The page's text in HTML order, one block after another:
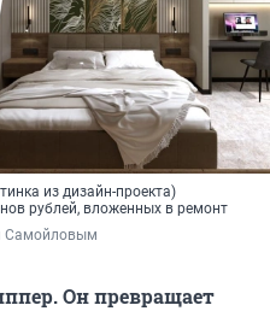
из дизайн-проекта)
рублей, вложенных в ремонт
Самойловым
Он превращает